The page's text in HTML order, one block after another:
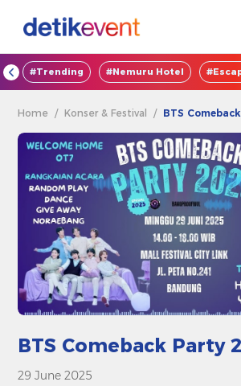
#Trending #Nemuru Hotel
Home /Konser & Festival / BTS
BTS Comeback Party
29 June 2025